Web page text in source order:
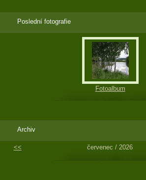
Poslední fotografie
Fotoalbum
Archiv
<< červenec / 2026